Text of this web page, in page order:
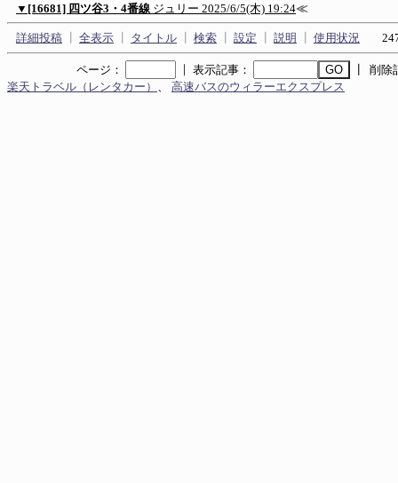
▼ [16681] 四ツ谷3・4番線 ジュリー 2025/6/5(木) 19:24≪
詳細投稿 全表示 タイトル 検索 設定 説明 使用状況
ページ： ｜ 表示記事：
┃ 削除
楽天トラベル（レンタカー）
高速バスのウィラーエクスプレス